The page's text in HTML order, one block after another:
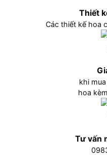
Thiết
Các thiết kế hoa
khi
hoa
Tư vấn